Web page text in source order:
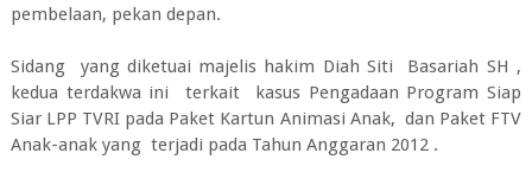
pembelaan, pekan depan.
Sidang yang diketuai majelis hakim Diah Siti Basariah SH ,
kedua terdakwa ini terkait kasus Pengadaan Program Siap
Siar LPP TVRI pada Paket Kartun Animasi Anak, dan Paket FTV
Anak-anak yang terjadi pada Tahun Anggaran 2012 .